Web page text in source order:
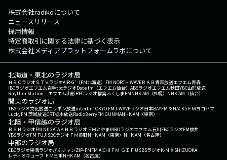
株式会社radikoについて
ニュースリリース
採用情報
特定商取引に関する法律に基づく表示
株式会社メディアプラットフォームラボについて
北海道・東北のラジオ局
ＨＢＣラジオＳＴＶラジオAIR-G'（FM北海道） FM NORTH WAVEＲＡＢ青森放送エフエム青森
IBCラジオエフエム岩手tbcラジオDate fm（エフエム仙台） ABSラジオエフエム秋田YBC山形放送
Rhythm Station エフエム山形RFCラジオ福島ふくしまFMNHK AM（札幌） NHK AM（仙台）
関東のラジオ局
TBSラジオ文化放送ニッポン放送interfmTOKYO FMJ-WAVEラジオ日本BAYFM78NACK5 ＦＭヨコハマ
LuckyFM 茨城放送CRT栃木放送RadioBerryFM GUNMANHK AM（東京）
北陸・甲信越のラジオ局
ＢＳＮラジオFM NIIGATAＫＮＢラジオ ＦＭとやまMROラジオエフエム石川FBCラジオFM福井
YBSラジオFM FUJISBCラジオ ＦＭ長野NHK AM（東京） NHK AM（名古屋）
中部のラジオ局
CBCラジオ東海ラジオぎふチャンZIP-FMFM AICHI ＦＭ ＧＩＦＵ SBSラジオK-MIX SHIZUOKA
レディオキューブ ＦＭ三重NHK AM（名古屋）